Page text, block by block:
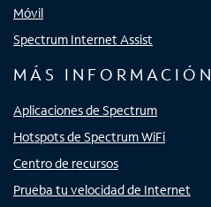
Móvil
Spectrum Internet Assist
MÁS INFORMACIÓN
Aplicaciones de Spectrum
Hotspots de Spectrum WiFi
Centro de recursos
Prueba tu velocidad de Internet